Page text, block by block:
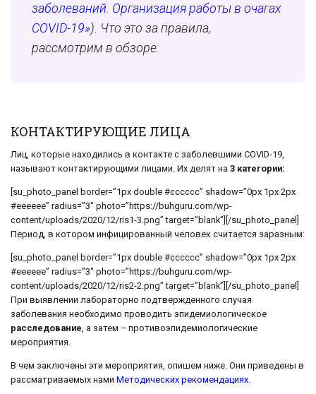
заболеваний. Организация работы в очагах
COVID-19»). Что это за правила,
рассмотрим в обзоре.
КОНТАКТИРУЮЩИЕ ЛИЦА
Лиц, которые находились в контакте с заболевшими COVID-19,
называют контактирующими лицами. Их делят на 3 категории:
[su_photo_panel border=”1px double #cccccc” shadow=”0px 1px 2px
#eeeeee” radius=”3″ photo=”https://buhguru.com/wp-
content/uploads/2020/12/ris1-3.png” target=”blank”][/su_photo_panel]
Период, в котором инфицированный человек считается заразным:
[su_photo_panel border=”1px double #cccccc” shadow=”0px 1px 2px
#eeeeee” radius=”3″ photo=”https://buhguru.com/wp-
content/uploads/2020/12/ris2-2.png” target=”blank”][/su_photo_panel]
При выявлении лабораторно подтвержденного случая
заболевания необходимо проводить эпидемиологическое
расследование, а затем – противоэпидемиологические
мероприятия.
В чем заключены эти мероприятия, опишем ниже. Они приведены в
рассматриваемых нами Методических рекомендациях